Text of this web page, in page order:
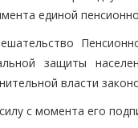
единой
защиты
власти
с момента его